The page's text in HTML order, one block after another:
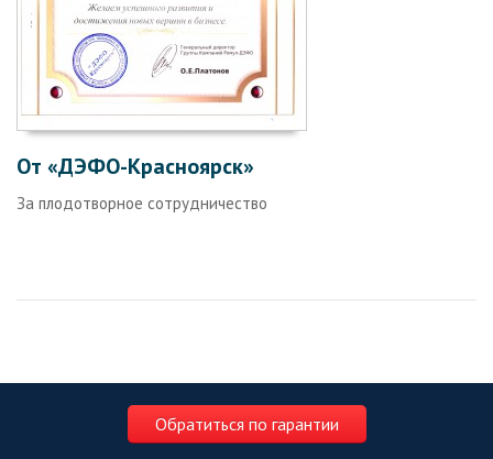
От «ДЭФО-Красноярск»
За плодотворное сотрудничество
Обратиться по гарантии